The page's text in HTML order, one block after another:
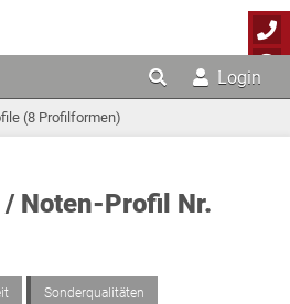
Login
(8 Profilformen)
Noten-Profil Nr.
Sonderqualitäten